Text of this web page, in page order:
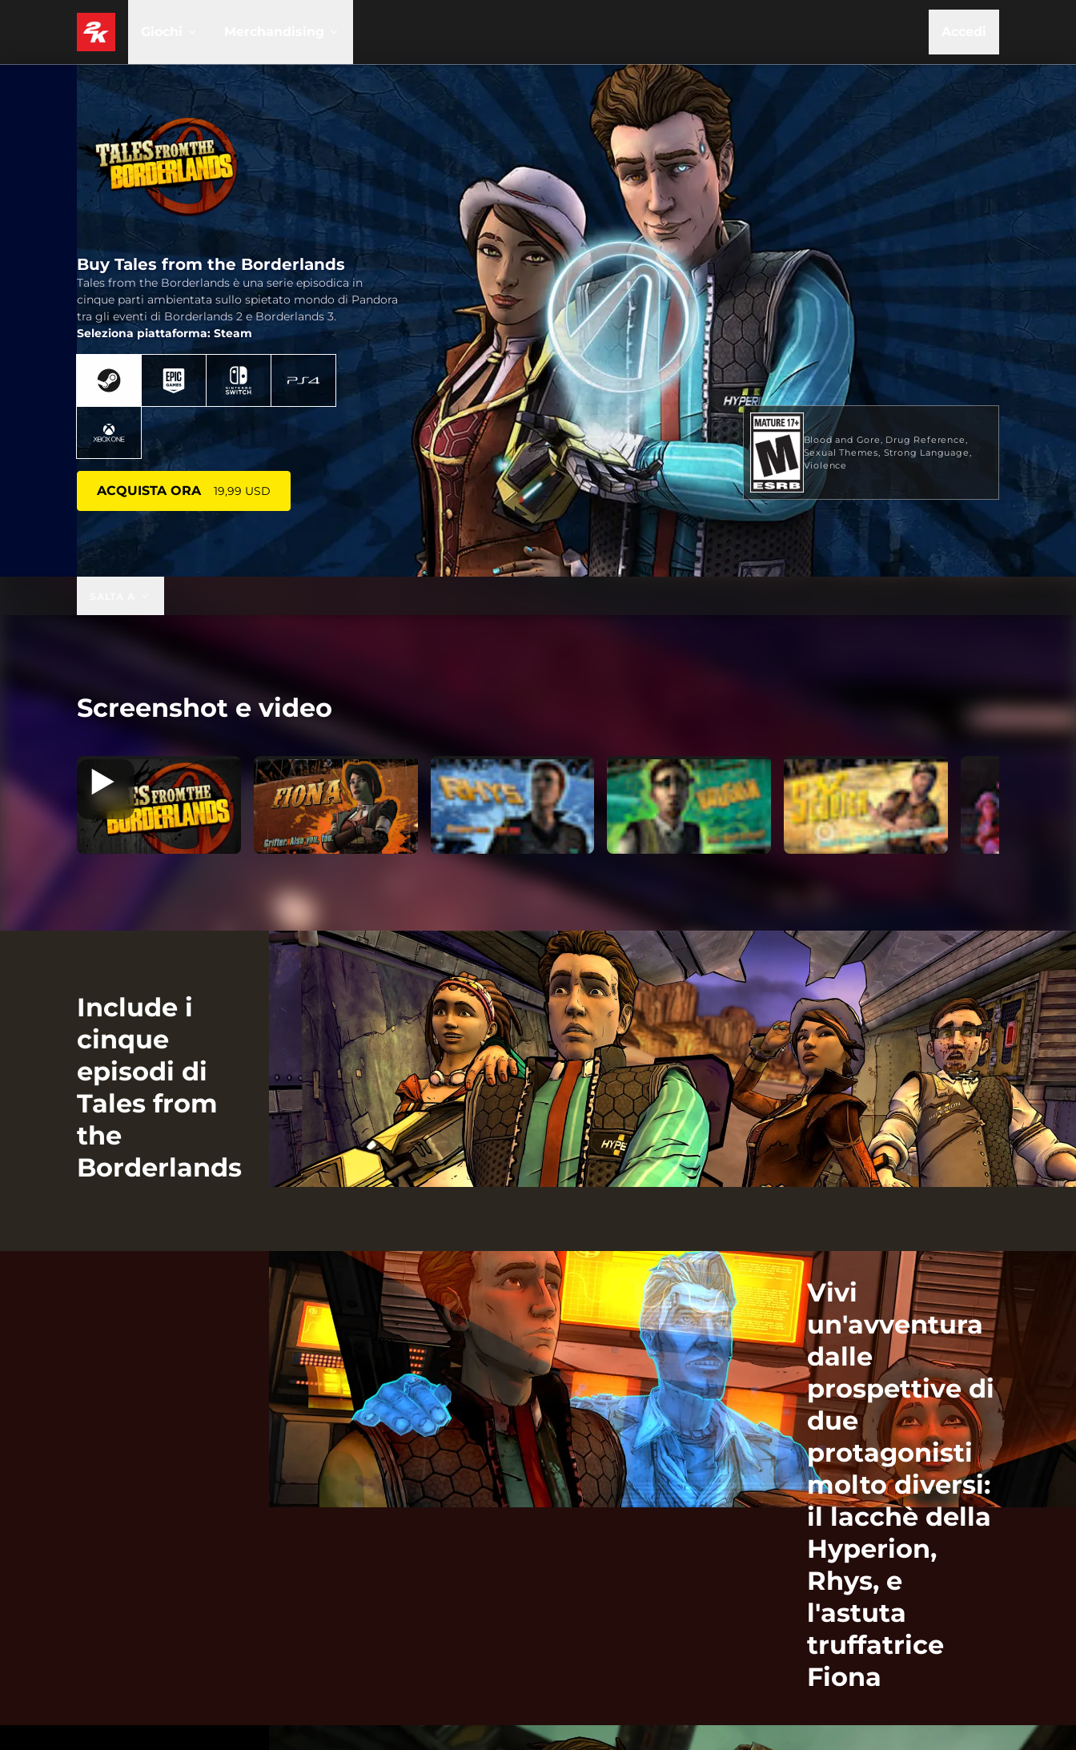
Blood and Gore
Drug Reference
Sexual Themes Strong Language
Violence
Buy Tales from the Borderlands
Tales from the Borderlands è una serie episodica in
cinque parti ambientata sullo spietato mondo di Pandora
tra gli eventi di Borderlands 2 e Borderlands 3.
Seleziona piattaforma: Steam
ACQUISTA ORA 19,99 USD
Screenshot e video
Include i
cinque
episodi di
Tales from
the
Borderlands
Vivi
un'avventura
dalle
prospettive di
due
protagonisti
molto diversi:
il lacchè della
Hyperion,
Rhys, e
l'astuta
truffatrice
Fiona